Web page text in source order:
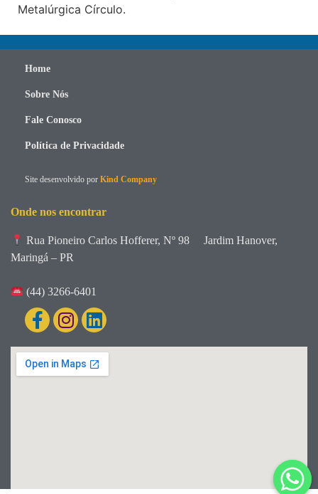
Metalúrgica Círculo.
Home
Sobre Nós
Fale Conosco
Política de Privacidade
Site desenvolvido por Kind Company
Onde nos encontrar
Rua Pioneiro Carlos Hofferer, Nº 98
Jardim Hanover,
Maringá – PR
(44) 3266-6401